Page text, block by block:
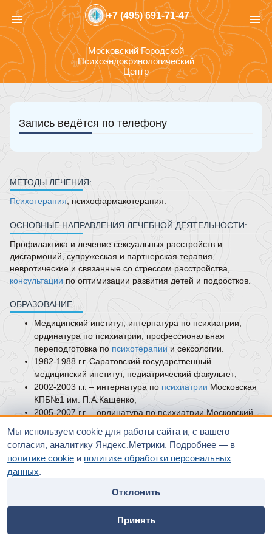
Мы используем cookie для работы сайта и, с вашего
согласия, аналитику Яндекс.Метрики. Подробнее — в
политике cookie и политике обработки персональных
данных.
Отклонить
Принять
menu +7 (495) 691-71-47 menu
Московский Городской
Психоэндокринологический
Центр
Запись ведётся по телефону
МЕТОДЫ ЛЕЧЕНИЯ:
Психотерапия , психофармакотерапия.
ОСНОВНЫЕ НАПРАВЛЕНИЯ ЛЕЧЕБНОЙ ДЕЯТЕЛЬНОСТИ:
Профилактика и лечение сексуальных расстройств и
дисгармоний, супружеская и партнерская терапия,
невротические и связанные со стрессом расстройства,
консультации по оптимизации развития детей и подростков.
ОБРАЗОВАНИЕ
Медицинский институт, интернатура по психиатрии,
ординатура по психиатрии, профессиональная
переподготовка по психотерапии и сексологии.
1982-1988 г.г. Саратовский государственный
медицинский институт, педиатрический факультет;
2002-2003 г.г. – интернатура по психиатрии Московская
КПБ№1 им. П.А.Кащенко,
2005-2007 г.г. – ординатура по психиатрии Московский
по психотерапии, сексологии – ГБОУ ДПО РМАПО, г.
Москва.
НАУЧНАЯ СПЕЦИАЛИЗАЦИЯ:
Кандидат медицинских наук